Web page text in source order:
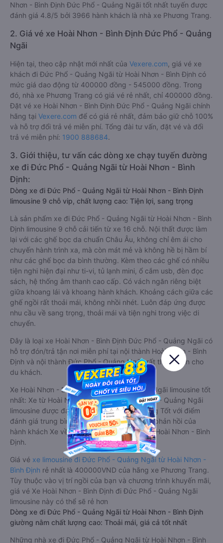
Nhơn - Bình Định Đức Phổ - Quảng Ngãi tốt nhất tuyến được
đánh giá 4.8/5 bởi 3966 hành khách là nhà xe Phương Trang.
2. Giá vé xe Hoài Nhơn - Bình Định Đức Phổ - Quảng
Ngãi
Hiện tại, theo cập nhật mới nhất của Vexere.com , giá vé xe
khách đi Đức Phổ - Quảng Ngãi từ Hoài Nhơn - Bình Định có
mức giá dao động từ 400000 đồng - 545000 đồng. Trong
đó, nhà xe Phương Trang có giá vé rẻ nhất, chỉ 400000 đồng.
Đặt vé xe Hoài Nhơn - Bình Định Đức Phổ - Quảng Ngãi chính
hãng tại Vexere.com để có giá rẻ nhất, đảm bảo giữ chỗ 100%
và hỗ trợ đổi trả vé miễn phí. Tổng đài tư vấn, đặt vé và đổi
trả vé miễn phí: 1900 888684.
3. Giới thiệu, tư vấn các dòng xe chạy tuyến đường
xe đi Đức Phổ - Quảng Ngãi từ Hoài Nhơn - Bình
Định:
Dòng xe đi Đức Phổ - Quảng Ngãi từ Hoài Nhơn - Bình Định
limousine 9 chỗ vip, chất lượng cao: Tiện lợi, sang trọng
Là sản phẩm xe đi Đức Phổ - Quảng Ngãi từ Hoài Nhơn - Bình
Định limousine 9 chỗ cải tiến từ xe 16 chỗ. Nội thất được làm
lại với các ghế bọc da chuẩn Châu Âu, không chỉ êm ái cho
chuyến hành trình xa, mà còn mát mẻ và không hề bị hầm bí
như các ghế bọc da bình thường. Kèm theo các ghế có nhiều
tiện nghi hiện đại như ti-vi, tủ lạnh mini, ổ cắm usb, đèn đọc
sách, hệ thống âm thanh cao cấp. Có vách ngăn riêng biệt
giữa khoang lái và khoang hành khách. Khoảng cách giữa các
ghế ngồi rất thoải mái, không nhồi nhét. Luôn đáp ứng được
nhu cầu về sang trọng, thoải mái và tiện nghi trong việc di
chuyển.
Đây là loại xe Hoài Nhơn - Bình Định Đức Phổ - Quảng Ngãi có
hỗ trợ đón/trả tận nơi miễn phí tại nội thành Hoài Nhơn - Bình
Định và nội thành Đức Phổ - Quảng Ngãi, rất thuận tiện cho
du khách.
Xe Hoài Nhơn - Bình Định Đức Phổ - Quảng Ngãi limousine tốt
nhất: Xe từ Hoài Nhơn - Bình Định đi Đức Phổ - Quảng Ngãi
limousine được đánh giá chung có chất lượng Tốt với điểm
đánh giá trung bình từ 4.8/5 dựa trên 3966 phản hồi của
hành khách Xe về Đức Phổ - Quảng Ngãi từ Hoài Nhơn - Bình
Định.
Giá vé xe limousine đi Đức Phổ - Quảng Ngãi từ Hoài Nhơn -
Bình Định rẻ nhất là 400000VND của hãng xe Phương Trang.
Tùy thuộc vào vị trí ngồi của bạn và chương trình khuyến mãi,
giá vé Xe Hoài Nhơn - Bình Định đi Đức Phổ - Quảng Ngãi
limousine này có thể sẽ rẻ hơn
Dòng xe đi Đức Phổ - Quảng Ngãi từ Hoài Nhơn - Bình Định
giường nằm chất lượng cao: Thoải mái, giá cả tốt nhất
Những nhà xe đi Đức Phổ - Quảng Ngãi từ Hoài Nhơn - Bình